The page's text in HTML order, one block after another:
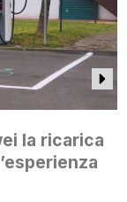
la ricarica